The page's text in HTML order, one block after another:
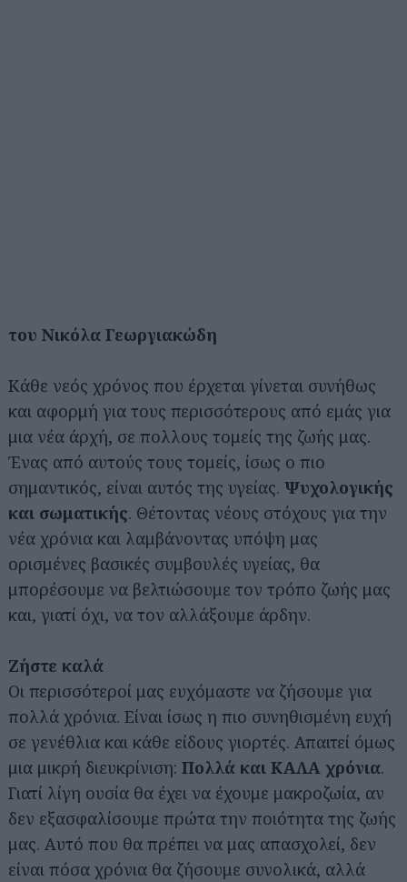
του Νικόλα Γεωργιακώδη
Κάθε νεός χρόνος που έρχεται γίνεται συνήθως
και αφορμή για τους περισσότερους από εμάς για
μια νέα άρχή, σε πολλους τομείς της ζωής μας.
Ένας από αυτούς τους τομείς, ίσως ο πιο
σημαντικός, είναι αυτός της υγείας. Ψυχολογικής
και σωματικής. Θέτοντας νέους στόχους για την
νέα χρόνια και λαμβάνοντας υπόψη μας
ορισμένες βασικές συμβουλές υγείας, θα
μπορέσουμε να βελτιώσουμε τον τρόπο ζωής μας
και, γιατί όχι, να τον αλλάξουμε άρδην.
Ζήστε καλά
Οι περισσότεροί μας ευχόμαστε να ζήσουμε για
πολλά χρόνια. Είναι ίσως η πιο συνηθισμένη ευχή
σε γενέθλια και κάθε είδους γιορτές. Απαιτεί όμως
μια μικρή διευκρίνιση: Πολλά και ΚΑΛΑ χρόνια.
Γιατί λίγη ουσία θα έχει να έχουμε μακροζωία, αν
δεν εξασφαλίσουμε πρώτα την ποιότητα της ζωής
μας. Αυτό που θα πρέπει να μας απασχολεί, δεν
είναι πόσα χρόνια θα ζήσουμε συνολικά, αλλά